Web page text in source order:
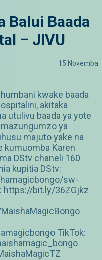
Balui Baada
– JIVU
15 Novemba
kwake baada
akitaka
utulivu baada ya yote
ya
majuto yake na
kumuomba Karen
DStv chaneli 160
kupitia DStv:
sw-
https://bit.ly/36ZGjkz
TikTok: